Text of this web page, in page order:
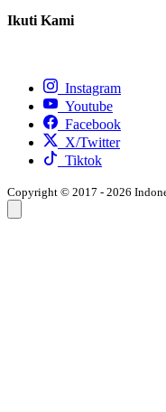
Ikuti Kami
Instagram
Youtube
Facebook
X/Twitter
Tiktok
Copyright © 2017 - 2026